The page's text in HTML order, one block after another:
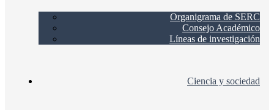
Organigrama de SERC
Consejo Académico
Líneas de investigación
Ciencia y sociedad